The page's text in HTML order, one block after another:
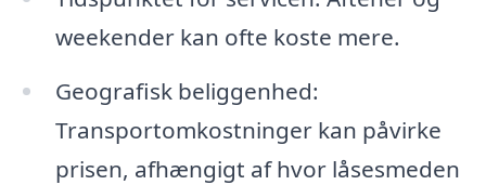
weekender kan ofte koste mere.
Geografisk beliggenhed:
Transportomkostninger kan påvirke
prisen, afhængigt af hvor låsesmeden